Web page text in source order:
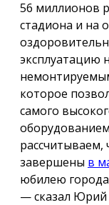
56 миллионов
стадиона и на
эксплуатацию
которое
самого
рассчитываем,
завершены в
юбилею
— сказал Юрий